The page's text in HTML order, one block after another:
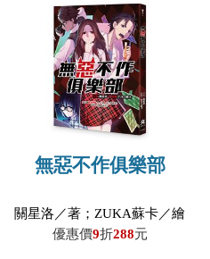
無惡不作俱樂部
關星洛／著；ZUKA蘇卡／繪
優惠價9折288元